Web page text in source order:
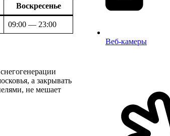
Воскресенье
09:00 — 23:00
а закрывать
не мешает
Веб-камеры